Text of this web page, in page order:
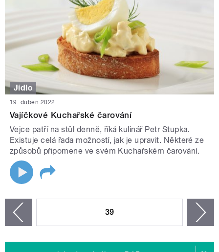
Jídlo
19. duben 2022
Vajíčkové Kuchařské čarování
Vejce patří na stůl denně, říká kulinář Petr Stupka.
Existuje celá řada možností, jak je upravit. Některé ze
způsobů připomene ve svém Kuchařském čarování.
39